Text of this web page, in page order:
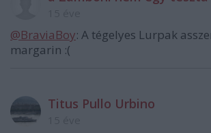
@BraviaBoy: A tégelyes Lurpak
margarin :(
Titus Pullo Urbino